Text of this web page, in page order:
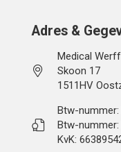
Adres &
Medical
Skoon 17
1511HV
Btw-nummer:
Btw-nummer:
KvK: